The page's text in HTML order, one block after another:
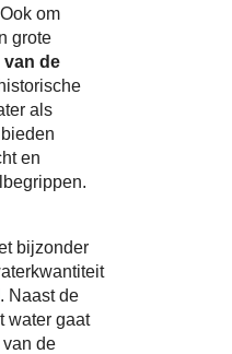
om
grote
van de
als
en
bijzonder
. Naast de
water gaat
van de